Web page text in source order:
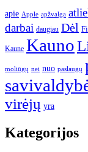
apie Apple apžvalga
darbai daugiau Dėl
Kaune Kauno
moliūgų nei nuo paslaugų
virėjų yra
Kategorijos